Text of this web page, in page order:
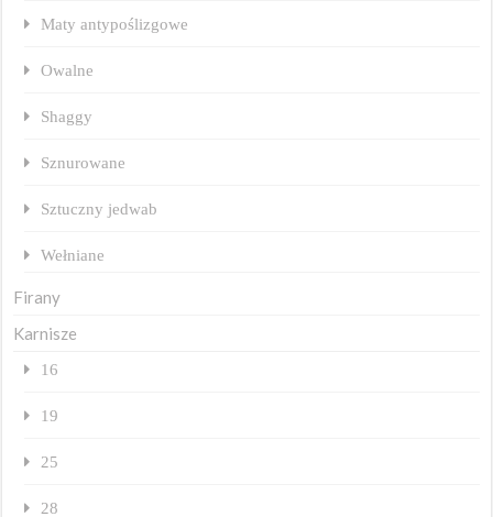
Maty antypoślizgowe
Owalne
Shaggy
Sznurowane
Sztuczny jedwab
Wełniane
Firany
Karnisze
16
19
25
28